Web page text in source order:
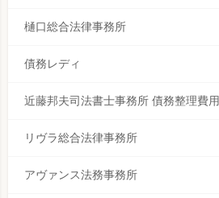
樋口総合法律事務所
債務レディ
近藤邦夫司法書士事務所 債務整理費用
リヴラ総合法律事務所
アヴァンス法務事務所